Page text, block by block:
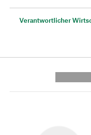
Verantwortlicher